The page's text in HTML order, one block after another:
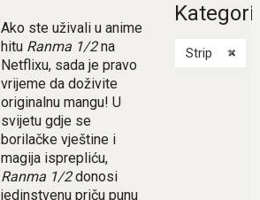
Ako ste uživali u anime
hitu Ranma 1/2na
Netflixu, sada je pravo
vrijeme da doživite
originalnu mangu! U
svijetu gdje se
borilačke vještine i
magija isprepliću,
Ranma 1/2donosi
jedinstvenu priču punu
×
Strip